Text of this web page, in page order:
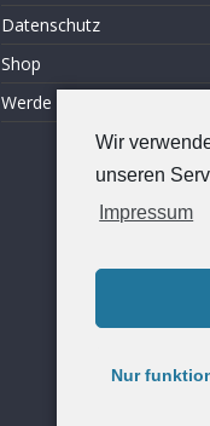
Wir
unseren
Impressum
Nur
Datenschutz
Shop
Werde ein Teil von uns